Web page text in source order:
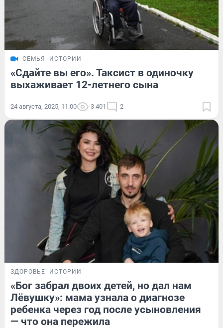
СЕМЬЯ ИСТОРИИ
«Сдайте вы его». Таксист в одиночку
выхаживает 12-летнего сына
24 августа, 2025, 11:00 3 401 2
ЗДОРОВЬЕ ИСТОРИИ
«Бог забрал двоих детей, но дал нам
Лёвушку»: мама узнала о диагнозе
ребенка через год после усыновления
— что она пережила